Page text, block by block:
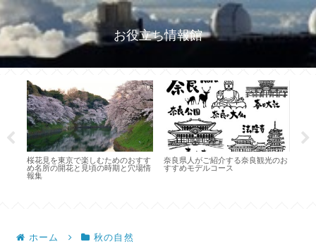
お役立ち情報館
桜花見を東京で楽しむためのおすす
め名所の開花と見頃の時期と穴場情
報集
奈良県人がご紹介する奈良観光のお
すすめモデルコース
ホーム 秋の自然